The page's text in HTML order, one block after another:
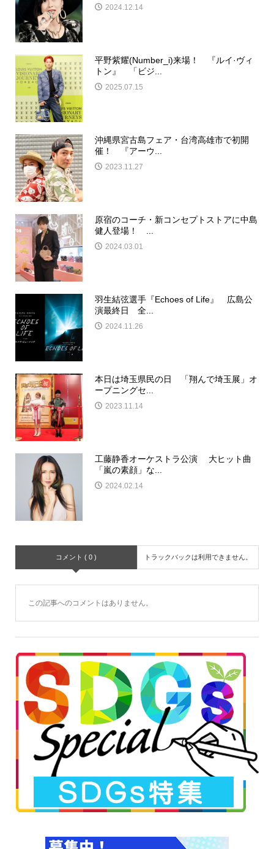
2024.12.14
平野紫耀(Number_i)来場！ 『ルイ·ヴィ
トン』 「ビジ...
2025.07.15
沖縄県宮古島フェア・台湾高雄市で初開
催！ 『アーウ...
2023.11.27
原宿のコーチ・新コンセプトストアに中島
健人登場！ ...
2024.03.01
羽生結弦選手『Echoes of Life』 広島公
演最終日 全...
2024.11.26
本日は埼玉県民の日 「翔んで埼玉展」オ
ープニングセ...
2023.11.14
工藤静香オーケストラ公演 大ヒット曲
「嵐の素顔」な...
2024.02.14
コメント ( 0 ) トラックバックは利用できません。
この記事へのコメントはありません。